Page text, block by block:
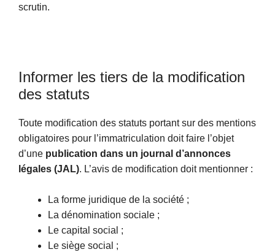
scrutin.
Informer les tiers de la modification
des statuts
Toute modification des statuts portant sur des mentions
obligatoires pour l’immatriculation doit faire l’objet
d’une publication dans un journal d’annonces
légales (JAL). L’avis de modification doit mentionner :
La forme juridique de la société ;
La dénomination sociale ;
Le capital social ;
Le siège social ;